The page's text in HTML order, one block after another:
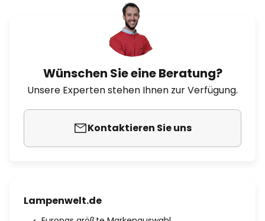
Wünschen Sie eine Beratung?
Unsere Experten stehen Ihnen zur Verfügung.
Kontaktieren Sie uns
Lampenwelt.de